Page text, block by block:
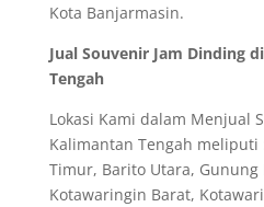
Kota Banjarmasin.
Jual Souvenir Jam Dinding
Tengah
Lokasi Kami dalam Menjual
Kalimantan Tengah meliputi
Timur, Barito Utara, Gunung
Kotawaringin Barat,